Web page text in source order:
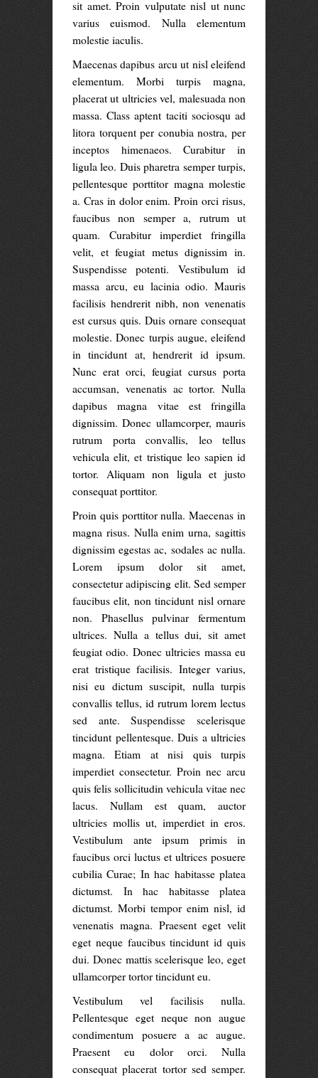
sit amet. Proin vulputate nisl ut nunc
varius euismod. Nulla elementum
molestie iaculis.
Maecenas dapibus arcu ut nisl eleifend
elementum. Morbi turpis magna,
placerat ut ultricies vel, malesuada non
massa. Class aptent taciti sociosqu ad
litora torquent per conubia nostra, per
inceptos himenaeos. Curabitur in
ligula leo. Duis pharetra semper turpis,
pellentesque porttitor magna molestie
a. Cras in dolor enim. Proin orci risus,
faucibus non semper a, rutrum ut
quam. Curabitur imperdiet fringilla
velit, et feugiat metus dignissim in.
Suspendisse potenti. Vestibulum id
massa arcu, eu lacinia odio. Mauris
facilisis hendrerit nibh, non venenatis
est cursus quis. Duis ornare consequat
molestie. Donec turpis augue, eleifend
in tincidunt at, hendrerit id ipsum.
Nunc erat orci, feugiat cursus porta
accumsan, venenatis ac tortor. Nulla
dapibus magna vitae est fringilla
dignissim. Donec ullamcorper, mauris
rutrum porta convallis, leo tellus
vehicula elit, et tristique leo sapien id
tortor. Aliquam non ligula et justo
consequat porttitor.
Proin quis porttitor nulla. Maecenas in
magna risus. Nulla enim urna, sagittis
dignissim egestas ac, sodales ac nulla.
Lorem ipsum dolor sit amet,
consectetur adipiscing elit. Sed semper
faucibus elit, non tincidunt nisl ornare
non. Phasellus pulvinar fermentum
ultrices. Nulla a tellus dui, sit amet
feugiat odio. Donec ultricies massa eu
erat tristique facilisis. Integer varius,
nisi eu dictum suscipit, nulla turpis
convallis tellus, id rutrum lorem lectus
sed ante. Suspendisse scelerisque
tincidunt pellentesque. Duis a ultricies
magna. Etiam at nisi quis turpis
imperdiet consectetur. Proin nec arcu
quis felis sollicitudin vehicula vitae nec
lacus. Nullam est quam, auctor
ultricies mollis ut, imperdiet in eros.
Vestibulum ante ipsum primis in
faucibus orci luctus et ultrices posuere
cubilia Curae; In hac habitasse platea
dictumst. In hac habitasse platea
dictumst. Morbi tempor enim nisl, id
venenatis magna. Praesent eget velit
eget neque faucibus tincidunt id quis
dui. Donec mattis scelerisque leo, eget
ullamcorper tortor tincidunt eu.
Vestibulum vel facilisis nulla.
Pellentesque eget neque non augue
condimentum posuere a ac augue.
Praesent eu dolor orci. Nulla
consequat placerat tortor sed semper.